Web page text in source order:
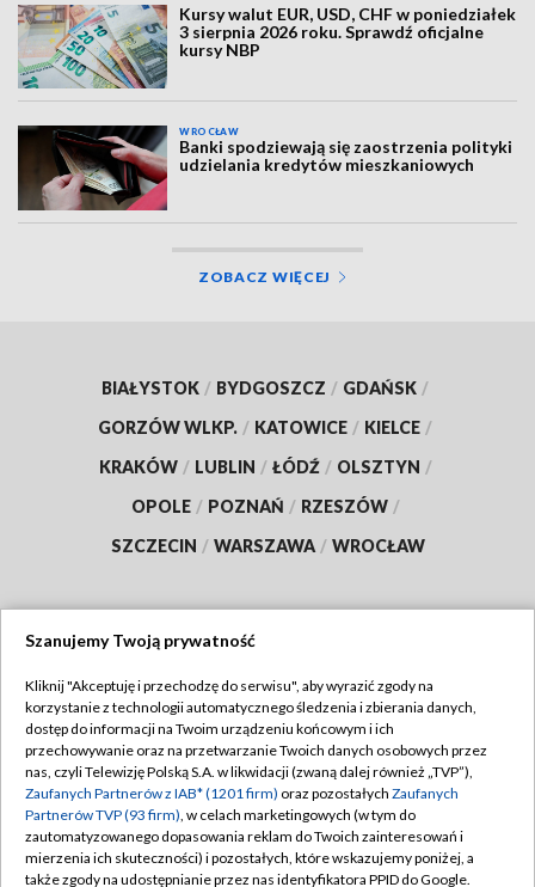
Kursy walut EUR, USD, CHF w poniedziałek
3 sierpnia 2026 roku. Sprawdź oficjalne
kursy NBP
WROCŁAW
Banki spodziewają się zaostrzenia polityki
udzielania kredytów mieszkaniowych
ZOBACZ WIĘCEJ
BIAŁYSTOK / BYDGOSZCZ / GDAŃSK /
GORZÓW WLKP. / KATOWICE / KIELCE /
KRAKÓW / LUBLIN / ŁÓDŹ / OLSZTYN /
OPOLE / POZNAŃ / RZESZÓW /
SZCZECIN / WARSZAWA / WROCŁAW
TVP
Abonament TVP
Emisja w TVP
Centrum informacji TVP
Naziemna Telewizja Cyfrowa
Regulamin TVP
Polityka prywatności
Moje zgody
Pomoc
Szanujemy Twoją prywatność
Kliknij "Akceptuję i przechodzę do serwisu", aby wyrazić zgody na
korzystanie z technologii automatycznego śledzenia i zbierania danych,
dostęp do informacji na Twoim urządzeniu końcowym i ich
przechowywanie oraz na przetwarzanie Twoich danych osobowych przez
nas, czyli Telewizję Polską S.A. w likwidacji (zwaną dalej również „TVP”),
Zaufanych Partnerów z IAB* (1201 firm) oraz pozostałych Zaufanych
Partnerów TVP (93 firm), w celach marketingowych (w tym do
zautomatyzowanego dopasowania reklam do Twoich zainteresowań i
mierzenia ich skuteczności) i pozostałych, które wskazujemy poniżej, a
także zgody na udostępnianie przez nas identyfikatora PPID do Google.